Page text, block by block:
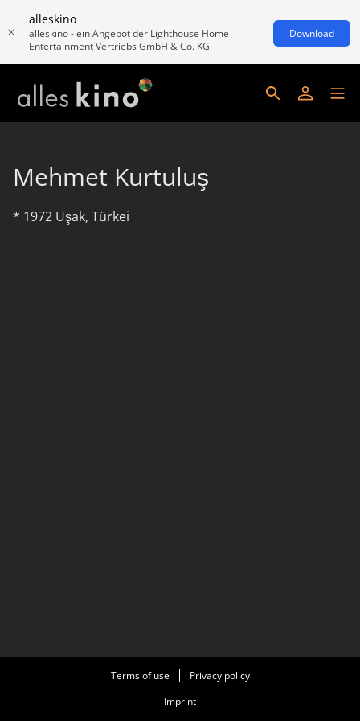
alleskino
alleskino - ein Angebot der Lighthouse Home
Entertainment Vertriebs GmbH & Co. KG
Download
Mehmet Kurtuluş
* 1972 Uşak, Türkei
Terms of use
Privacy policy
Imprint